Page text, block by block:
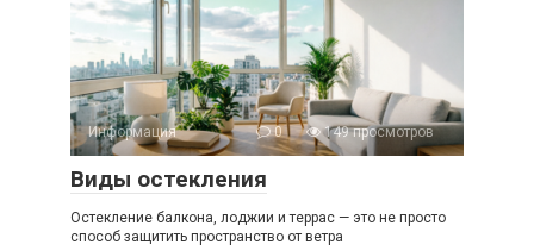
Информация 0 149 просмотров
Виды остекления
Остекление балкона, лоджии и террас — это не просто
способ защитить пространство от ветра